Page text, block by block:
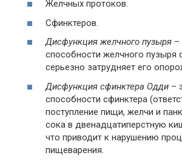
Желчных протоков.
Сфинктеров.
Дисфункция желчного пузыря –
способности желчного пузыря
серьезно затрудняет его
Дисфункция сфинктера Одди –
способности сфинктера
поступление пищи, желчи и
сока в двенадцатиперстную
что приводит к нарушению
пищеварения.